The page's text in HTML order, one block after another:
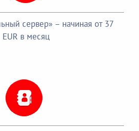
сервер» – начиная от 37
EUR в месяц